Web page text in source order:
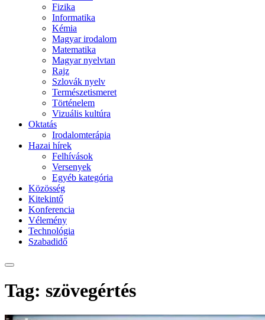
Fizika
Informatika
Kémia
Magyar irodalom
Matematika
Magyar nyelvtan
Rajz
Szlovák nyelv
Természetismeret
Történelem
Vizuális kultúra
Oktatás
Irodalomterápia
Hazai hírek
Felhívások
Versenyek
Egyéb kategória
Közösség
Kitekintő
Konferencia
Vélemény
Technológia
Szabadidő
Tag: szövegértés